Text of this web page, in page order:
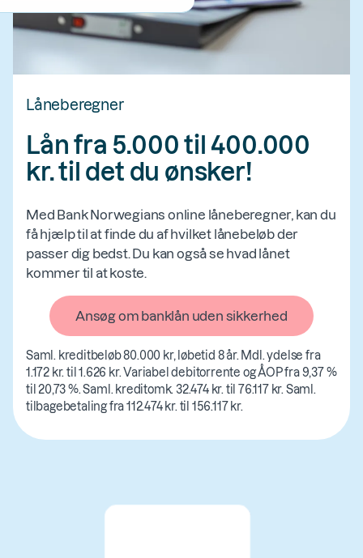
Låneberegner
Lån fra 5.000 til 400.000
kr. til det du ønsker!
Med Bank Norwegians online låneberegner, kan du
få hjælp til at finde du af hvilket lånebeløb der
passer dig bedst. Du kan også se hvad lånet
kommer til at koste.
Ansøg om banklån uden sikkerhed
Saml. kreditbeløb 80.000 kr, løbetid 8 år. Mdl. ydelse fra
1.172 kr. til 1.626 kr. Variabel debitorrente og ÅOP fra 9,37 %
til 20,73 %. Saml. kreditomk. 32.474 kr. til 76.117 kr. Saml.
tilbagebetaling fra 112.474 kr. til 156.117 kr.